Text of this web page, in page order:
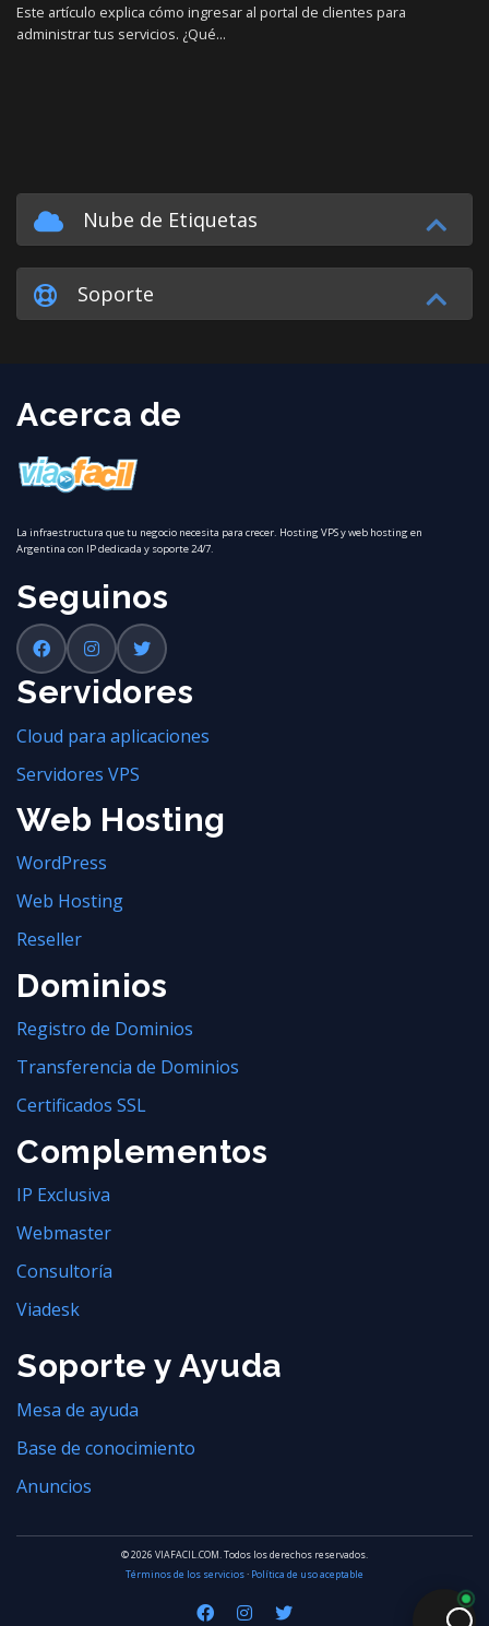
Este artículo explica cómo ingresar al portal de clientes para
administrar tus servicios. ¿Qué...
Nube de Etiquetas
Soporte
Acerca de
La infraestructura que tu negocio necesita para crecer. Hosting VPS y web hosting en
Argentina con IP dedicada y soporte 24/7.
Seguinos
Servidores
Cloud para aplicaciones
Servidores VPS
Web Hosting
WordPress
Web Hosting
Reseller
Dominios
Registro de Dominios
Transferencia de Dominios
Certificados SSL
Complementos
IP Exclusiva
Webmaster
Consultoría
Viadesk
Soporte y Ayuda
Mesa de ayuda
Base de conocimiento
Anuncios
© 2026 VIAFACIL.COM. Todos los derechos reservados.
Términos de los servicios· Política de uso aceptable